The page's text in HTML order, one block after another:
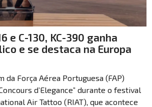
e C-130, KC-390 ganha
e se destaca na Europa
da Força Aérea Portuguesa (FAP)
d’Elegance” durante o festival
Air Tattoo (RIAT), que acontece